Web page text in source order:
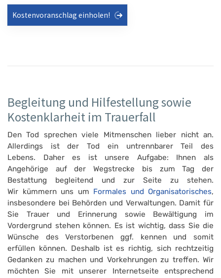
Kostenvoranschlag einholen!
Begleitung und Hilfestellung sowie
Kostenklarheit im Trauerfall
Den Tod sprechen viele Mitmenschen lieber nicht an.
Allerdings ist der Tod ein untrennbarer Teil des
Lebens. Daher es ist unsere Aufgabe: Ihnen als
Angehörige auf der Wegstrecke bis zum Tag der
Bestattung begleitend und zur Seite zu stehen.
Wir kümmern uns um Formales und Organisatorisches,
insbesondere bei Behörden und Verwaltungen. Damit für
Sie Trauer und Erinnerung sowie Bewältigung im
Vordergrund stehen können. Es ist wichtig, dass Sie die
Wünsche des Verstorbenen ggf. kennen und somit
erfüllen können. Deshalb ist es richtig, sich rechtzeitig
Gedanken zu machen und Vorkehrungen zu treffen. Wir
möchten Sie mit unserer Internetseite entsprechend